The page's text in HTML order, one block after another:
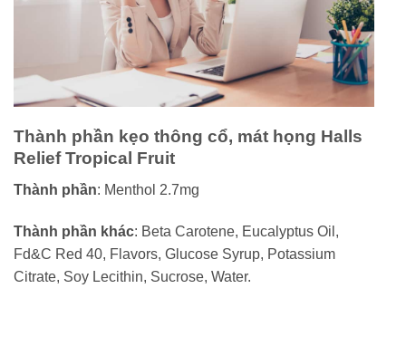
Thành phần kẹo thông cổ, mát họng Halls
Relief Tropical Fruit
Thành phần: Menthol 2.7mg
Thành phần khác: Beta Carotene, Eucalyptus Oil,
Fd&C Red 40, Flavors, Glucose Syrup, Potassium
Citrate, Soy Lecithin, Sucrose, Water.